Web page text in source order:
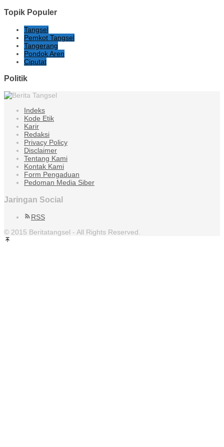
Topik Populer
Tangsel
Pemkot Tangsel
Tangerang
Pondok Aren
Ciputat
Politik
Indeks
Kode Etik
Karir
Redaksi
Privacy Policy
Disclaimer
Tentang Kami
Kontak Kami
Form Pengaduan
Pedoman Media Siber
Jaringan Social
RSS
© 2015 Beritatangsel - All Rights Reserved.